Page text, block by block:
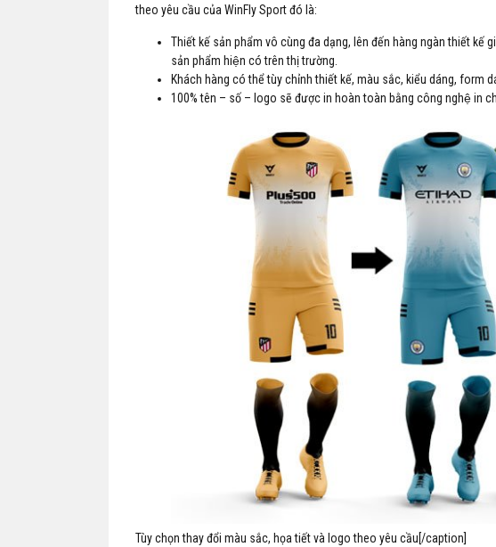
theo yêu cầu của WinFly Sport đó là:
Thiết kế sản phẩm vô cùng đa dạng, lên đến hàng ngàn thiết
sản phẩm hiện có trên thị trường.
Khách hàng có thể tùy chỉnh thiết kế, màu sắc, kiểu dáng, form
100% tên – số – logo sẽ được in hoàn toàn bằng công nghệ in
Tùy chọn thay đổi màu sắc, họa tiết và logo theo yêu cầu[/caption]